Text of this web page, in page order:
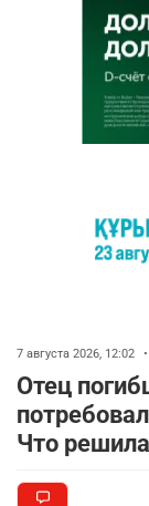
7 августа 2026, 12:02 •
Отец
Что